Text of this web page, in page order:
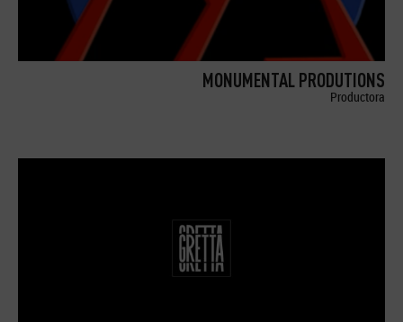
MONUMENTAL PRODUTIONS
Productora